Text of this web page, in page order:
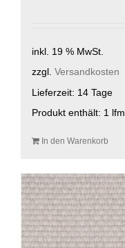
inkl. 19 % MwSt.
zzgl. Versandkosten
Lieferzeit: 14 Tage
Produkt enthält: 1 lfm
In den Warenkorb